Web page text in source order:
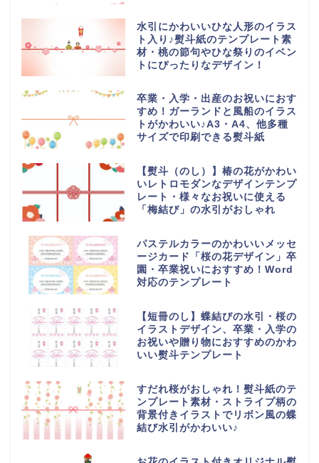
水引にかわいいひな人形のイラス
ト入り♪熨斗紙のテンプレート素
材・桃の節句やひな祭りのイベン
トにぴったりなデザイン！
卒業・入学・出産のお祝いにおす
すめ！ガーランドと風船のイラス
トがかわいい♪A3・A4、他多種
サイズで印刷できる熨斗紙
【熨斗（のし）】椿の花がかわい
いレトロモダンなデザインテンプ
レート・様々なお祝いに使える
「梅結び」の水引がおしゃれ
パステルカラーのかわいいメッセ
ージカード「桜の花デザイン」卒
園・卒業祝いにおすすめ！Word
対応のテンプレート
【短冊のし】蝶結びの水引・桜の
イラストデザイン、卒業・入学の
お祝いや贈り物におすすめのかわ
いい熨斗テンプレート
すだれ桜がおしゃれ！熨斗紙のテ
ンプレート素材・ストライプ柄の
背景付きイラストでリボン風の蝶
結び水引がかわいい♪